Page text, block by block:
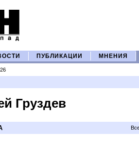
ПУБЛИКАЦИИ МНЕНИЯ
Груздев